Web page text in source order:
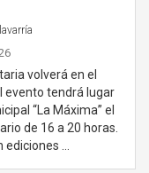
volverá en el
evento tendrá lugar
“La Máxima” el
de 16 a 20 horas.
…